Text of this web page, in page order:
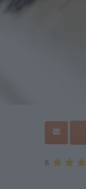
8